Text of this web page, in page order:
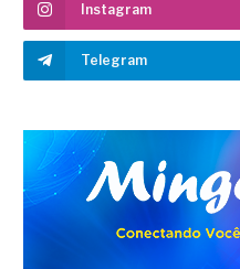
Instagram
Telegram